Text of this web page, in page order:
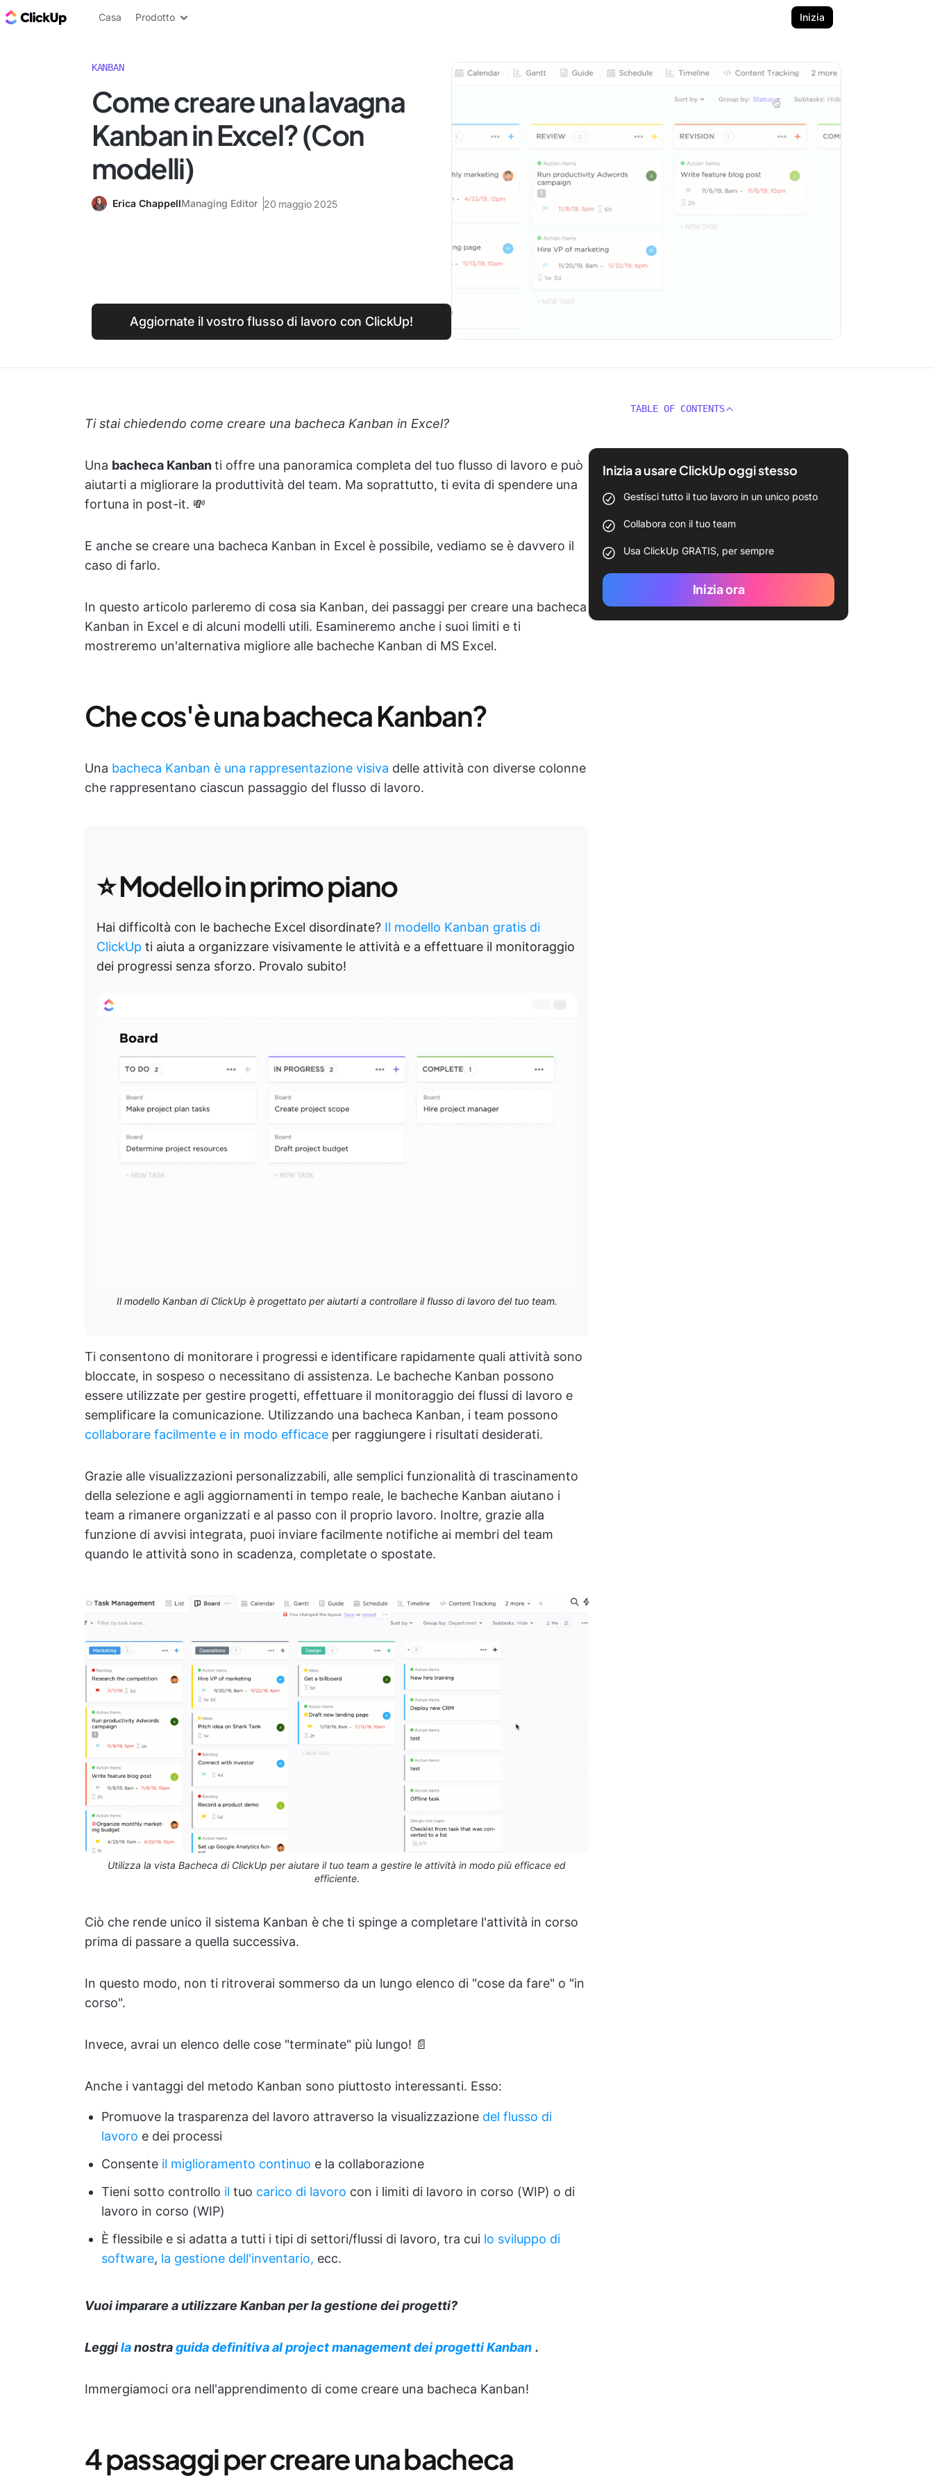
Blog di ClickUp
Casa Prodotto Inizia
KANBAN
Come creare una lavagna
Kanban in Excel? (Con
modelli)
Erica ChappellManaging Editor 20 maggio 2025
Aggiornate il vostro flusso di lavoro con ClickUp!
Ti stai chiedendo come creare una bacheca Kanban in Excel?
Una bacheca Kanbanti offre una panoramica completa del tuo flusso di lavoro e può
aiutarti a migliorare la produttività del team. Ma soprattutto, ti evita di spendere una
fortuna in post-it. 💸
E anche se creare una bacheca Kanban in Excel è possibile, vediamo se è davvero il
caso di farlo.
In questo articolo parleremo di cosa sia Kanban, dei passaggi per creare una bacheca
Kanban in Excel e di alcuni modelli utili. Esamineremo anche i suoi limiti e ti
mostreremo un'alternativa migliore alle bacheche Kanban di MS Excel.
Che cos'è una bacheca Kanban?
Una bacheca Kanban è una rappresentazione visiva delle attività con diverse colonne
che rappresentano ciascun passaggio del flusso di lavoro.
⭐ Modello in primo piano
Hai difficoltà con le bacheche Excel disordinate? Il modello Kanban gratis di
ClickUp ti aiuta a organizzare visivamente le attività e a effettuare il monitoraggio
dei progressi senza sforzo. Provalo subito!
Il modello Kanban di ClickUp è progettato per aiutarti a controllare il flusso di lavoro del tuo team.
Ti consentono di monitorare i progressi e identificare rapidamente quali attività sono
bloccate, in sospeso o necessitano di assistenza. Le bacheche Kanban possono
essere utilizzate per gestire progetti, effettuare il monitoraggio dei flussi di lavoro e
semplificare la comunicazione. Utilizzando una bacheca Kanban, i team possono
collaborare facilmente e in modo efficace per raggiungere i risultati desiderati.
Grazie alle visualizzazioni personalizzabili, alle semplici funzionalità di trascinamento
della selezione e agli aggiornamenti in tempo reale, le bacheche Kanban aiutano i
team a rimanere organizzati e al passo con il proprio lavoro. Inoltre, grazie alla
funzione di avvisi integrata, puoi inviare facilmente notifiche ai membri del team
quando le attività sono in scadenza, completate o spostate.
Utilizza la vista Bacheca di ClickUp per aiutare il tuo team a gestire le attività in modo più efficace ed
efficiente.
Ciò che rende unico il sistema Kanban è che ti spinge a completare l'attività in corso
prima di passare a quella successiva.
In questo modo, non ti ritroverai sommerso da un lungo elenco di "cose da fare" o "in
corso".
Invece, avrai un elenco delle cose "terminate" più lungo! 📄
Anche i vantaggi del metodo Kanban sono piuttosto interessanti. Esso:
Promuove la trasparenza del lavoro attraverso la visualizzazione del flusso di
lavoro e dei processi
Consente il miglioramento continuo e la collaborazione
Tieni sotto controllo il tuo carico di lavoro con i limiti di lavoro in corso (WIP) o di
lavoro in corso (WIP)
È flessibile e si adatta a tutti i tipi di settori/flussi di lavoro, tra cui lo sviluppo di
software, la gestione dell'inventario, ecc.
Vuoi imparare a utilizzare Kanban per lagestione dei progetti?
Leggilanostraguida definitiva alproject management dei progetti Kanban .
Immergiamoci ora nell'apprendimento di come creare una bacheca Kanban!
4 passaggi per creare una bacheca
TABLE OF CONTENTS
Inizia a usare ClickUp oggi stesso
Gestisci tutto il tuo lavoro in un unico posto
Collabora con il tuo team
Usa ClickUp GRATIS, per sempre
Inizia ora